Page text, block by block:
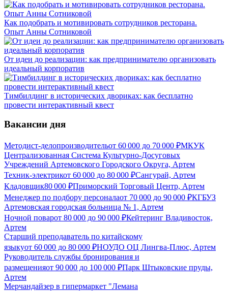
Как подобрать и мотивировать сотрудников ресторана.
Опыт Анны Сотниковой
От идеи до реализации: как предпринимателю организовать
идеальный корпоратив
Тимбилдинг в исторических двориках: как бесплатно
провести интерактивный квест
Вакансии дня
Методист-делопроизводительот 60 000 до 70 000 ₽МКУК
Централизованная Система Культурно-Досуговых
Учреждений Артемовского Городского Округа, Артем
Техник-электрикот 60 000 до 80 000 ₽Сангурай, Артем
Кладовщик80 000 ₽Приморский Торговый Центр, Артем
Менеджер по подбору персоналаот 70 000 до 90 000 ₽КГБУЗ
Артемовская городская больница № 1, Артем
Ночной поварот 80 000 до 90 000 ₽Кейтеринг Владивосток,
Артем
Старший преподаватель по китайскому
языкуот 60 000 до 80 000 ₽НОУДО ОЦ Лингва-Плюс, Артем
Руководитель службы бронирования и
размещенияот 90 000 до 100 000 ₽Парк Штыковские пруды,
Артем
Мерчандайзер в гипермаркет "Лемана